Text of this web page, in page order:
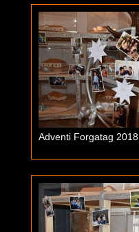
Adventi Forgatag 2018.